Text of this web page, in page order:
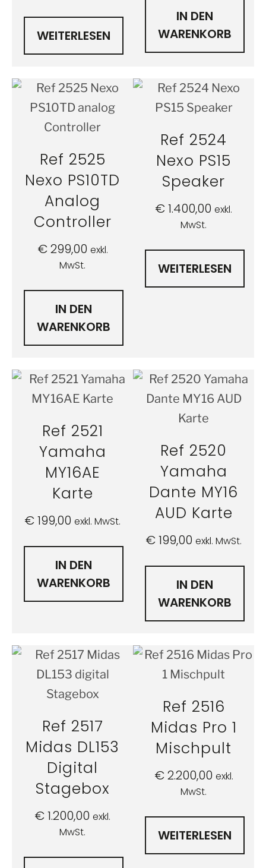
WEITERLESEN
IN DEN
WARENKORB
Ref 2525
Nexo PS10TD
Analog
Controller
€299,00 exkl.
MwSt.
IN DEN
WARENKORB
Ref 2524
Nexo PS15
Speaker
€1.400,00 exkl.
MwSt.
WEITERLESEN
Ref 2521
Yamaha
MY16AE
Karte
€199,00 exkl. MwSt.
IN DEN
WARENKORB
Ref 2520
Yamaha
Dante MY16
AUD Karte
€199,00 exkl. MwSt.
IN DEN
WARENKORB
Ref 2517
Midas DL153
Digital
Stagebox
€1.200,00 exkl.
MwSt.
Ref 2516
Midas Pro 1
Mischpult
€2.200,00 exkl.
MwSt.
WEITERLESEN